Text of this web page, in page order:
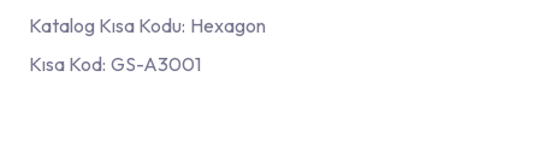
Katalog Kısa Kodu: Hexagon
Kısa Kod: GS-A3001